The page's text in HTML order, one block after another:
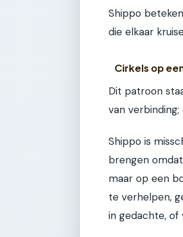
Shippo
die elkaar
Cirkels op
Dit patroon
van
Shippo is
brengen
maar op een
te verhelpen,
in gedachte,